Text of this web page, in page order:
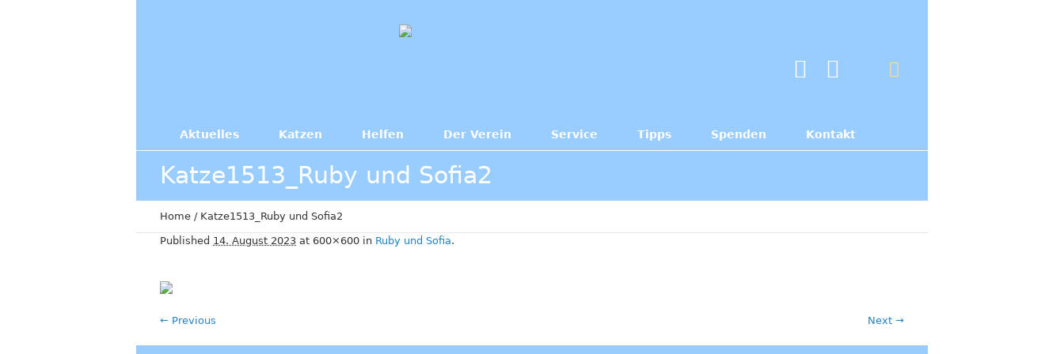
Aktuelles Katzen Helfen Der Verein Service Tipps Spenden Kontakt
Katze1513_Ruby und Sofia2
Home / Katze1513_Ruby und Sofia2
Published 14. August 2023 at 600×600 in Ruby und Sofia.
← Previous Next →